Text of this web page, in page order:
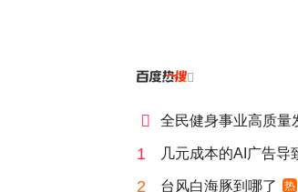

 全民健身事业高质量
1 几元成本的AI广告导
2 台风白海豚到哪了 热